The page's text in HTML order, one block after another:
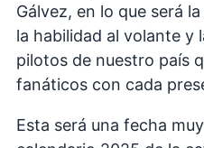
Gálvez, en lo que será
la habilidad al volante y
pilotos de nuestro país
fanáticos con cada
Esta será una fecha